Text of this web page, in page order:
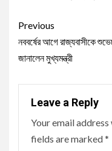
Continue
Reading
Previous
নববর্ষের আগে রাজ্যবাসীকে
জানালেন মুখ্যমন্ত্রী
Leave a Reply
Your email
fields are marked*